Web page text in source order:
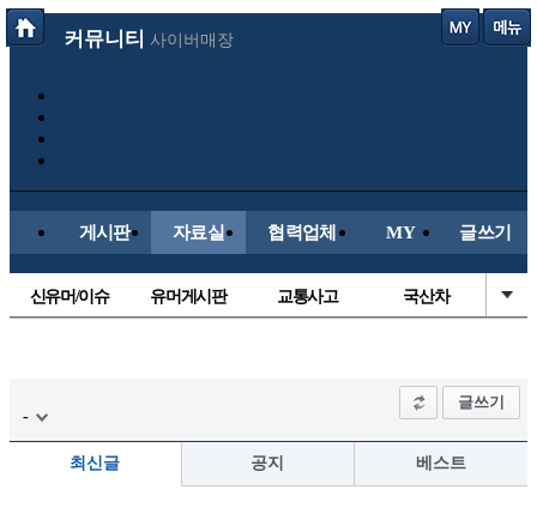
커뮤니티 사이버매장
게시판 자료실 협력업체 MY 글쓰기
신유머/이슈 유머게시판 교통사고 국산차
군사/무기
트럭/버스
장착시공사진
-
글쓰기
최신글 공지 베스트